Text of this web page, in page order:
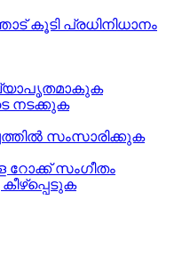
കൂടി പ്രധിനിധാനം
നടക്കുക
സംസാരിക്കുക
സംഗീതം